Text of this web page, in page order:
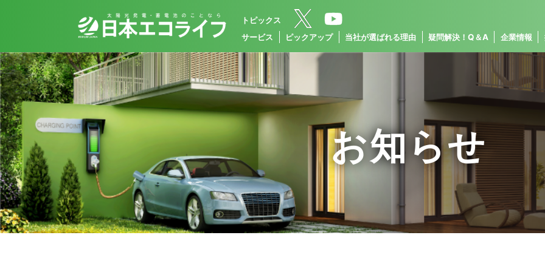
トピックス
サービス
ピックアップ 当社が選ばれる理由 疑問解決！Q＆A 企業情報
お知らせ